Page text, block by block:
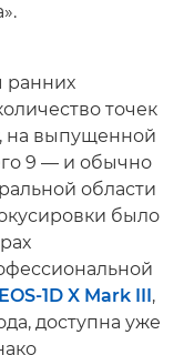
ранних
точек
на выпущенной
9 — и обычно
области
было
EOS-1D X Mark III ,
доступна уже